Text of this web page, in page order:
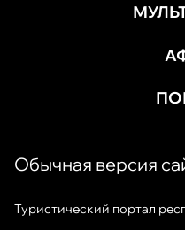
Обычная версия
Туристический портал